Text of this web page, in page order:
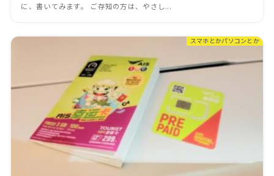
に、書いてみます。 ご存知の方は、やさし...
スマホとかパソコンとか